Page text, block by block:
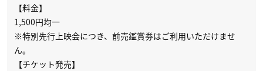
【料金】
1,500円均一
※特別先行上映会につき、前売鑑賞券はご利用いただけませ
ん。
【チケット発売】